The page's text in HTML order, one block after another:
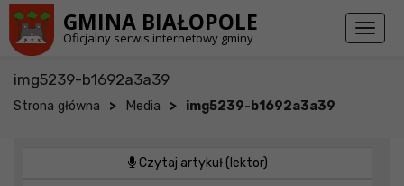
GMINA BIAŁOPOLE
Oficjalny serwis internetowy gminy
Toggle
img5239-b1692a3a39
Strona główna > Media > img5239-b1692a3a39
Czytaj artykuł (lektor)